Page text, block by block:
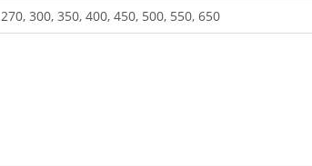
270, 300, 350, 400, 450, 500, 550, 650